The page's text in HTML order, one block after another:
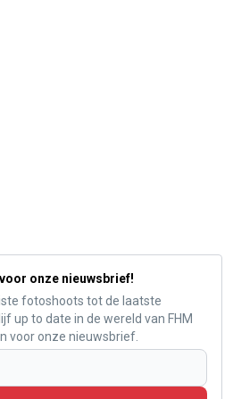
onze nieuwsbrief!
fotoshoots tot de laatste
up to date in de wereld van FHM
voor onze nieuwsbrief.